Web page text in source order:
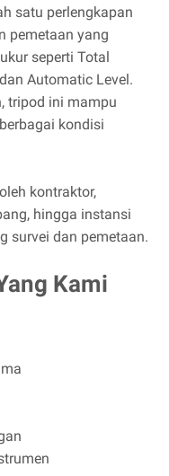
satu perlengkapan
pemetaan yang
seperti Total
Automatic Level.
tripod ini mampu
kondisi
kontraktor,
hingga instansi
survei dan pemetaan.
Kami